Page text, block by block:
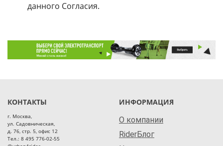
данного Согласия.
КОНТАКТЫ
г. Москва,
ул. Садовническая,
д. 76, стр. 5, офис 12
Тел.: 8 495 776-02-55
ИНФОРМАЦИЯ
О компании
RiderБлог